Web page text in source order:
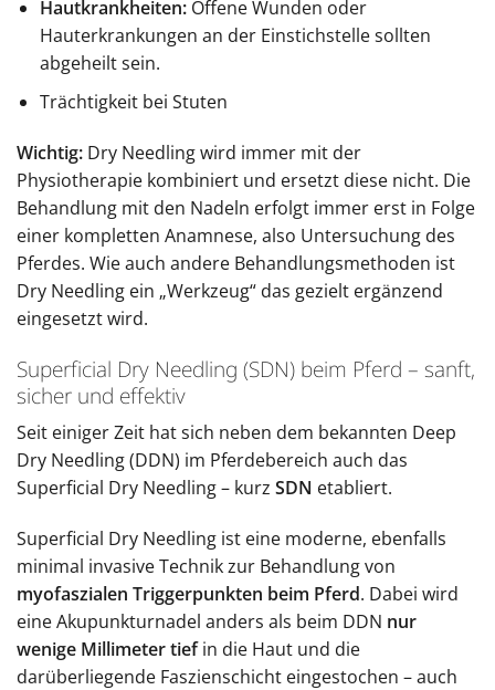
Hautkrankheiten:Offene Wunden oder
Hauterkrankungen an der Einstichstelle sollten
abgeheilt sein.
Trächtigkeit bei Stuten
Wichtig: Dry Needling wird immer mit der
Physiotherapie kombiniert und ersetzt diese nicht. Die
Behandlung mit den Nadeln erfolgt immer erst in Folge
einer kompletten Anamnese, also Untersuchung des
Pferdes. Wie auch andere Behandlungsmethoden ist
Dry Needling ein „Werkzeug“ das gezielt ergänzend
eingesetzt wird.
Superficial Dry Needling (SDN) beim Pferd – sanft,
sicher und effektiv
Seit einiger Zeit hat sich neben dem bekannten Deep
Dry Needling (DDN) im Pferdebereich auch das
Superficial Dry Needling – kurz SDN etabliert.
Superficial Dry Needling ist eine moderne, ebenfalls
minimal invasive Technik zur Behandlung von
myofaszialen Triggerpunkten beim Pferd. Dabei wird
eine Akupunkturnadel anders als beim DDN nur
wenige Millimeter tiefin die Haut und die
darüberliegende Faszienschicht eingestochen – auch